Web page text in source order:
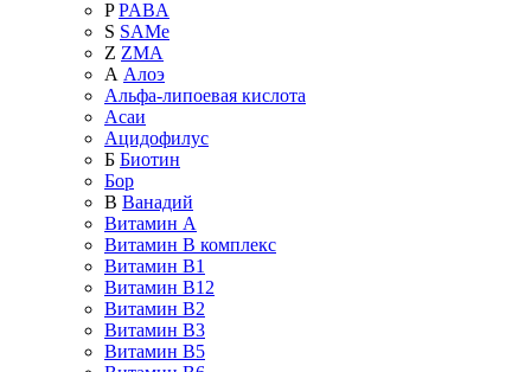
P PABA
S SAMe
Z ZMA
А Алоэ
Альфа-липоевая кислота
Асаи
Ацидофилус
Б Биотин
Бор
В Ванадий
Витамин A
Витамин B комплекс
Витамин B1
Витамин B12
Витамин B2
Витамин B3
Витамин B5